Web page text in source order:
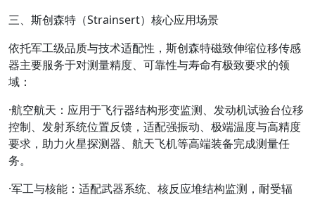
三、斯创森特（Strainsert）核心应用场景
依托军工级品质与技术适配性，斯创森特磁致伸缩位移传感
器主要服务于对测量精度、可靠性与寿命有极致要求的领
域：
·航空航天 ：应用于飞行器结构形变监测、发动机试验台位移
控制、发射系统位置反馈，适配强振动、极端温度与高精度
要求，助力火星探测器、航天飞机等高端装备完成测量任
务。
·军工与核能 ：适配武器系统、核反应堆结构监测，耐受辐